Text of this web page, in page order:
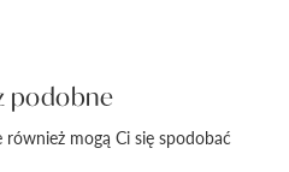
podobne
mogą Ci się spodobać